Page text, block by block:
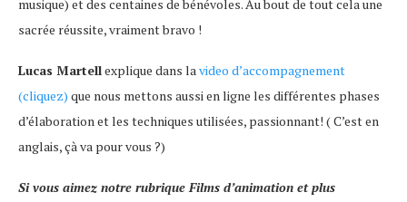
musique) et des centaines de bénévoles. Au bout de tout cela une
sacrée réussite, vraiment bravo !
Lucas Martellexplique dans la video d’accompagnement
(cliquez) que nous mettons aussi en ligne les différentes phases
d’élaboration et les techniques utilisées, passionnant! ( C’est en
anglais, çà va pour vous ?)
Si vous aimez notre rubrique Films d’animation et plus